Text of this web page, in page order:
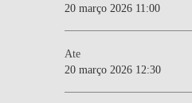
20 março 2026 11:00
Ate
20 março 2026 12:30